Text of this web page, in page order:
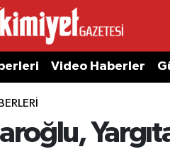
Video Haberler